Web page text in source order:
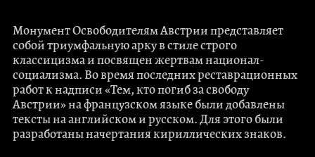
Монумент Освободителям Австрии представляет
собой триумфальную арку в стиле строго
классицизма и посвящен жертвам национал-
социализма. Во время последних реставрационных
работ к надписи «Тем, кто погиб за свободу
Австрии» на французском языке были добавлены
тексты на английском и русском. Для этого были
разработаны начертания кириллических знаков.